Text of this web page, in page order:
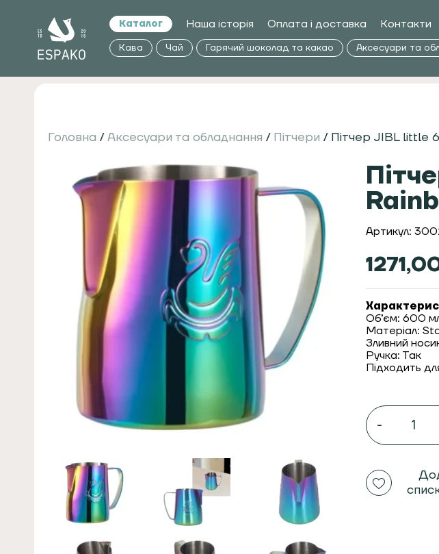
Каталог Наша історія Оплата і доставка Контакти
Кава Чай Гарячий шоколад та какао Аксесуари та
Головна / Аксесуари та обладнання / Пітчери / Пітчер JIBL little
Артикул:
Об’єм: 600
Матеріал:
Зливний
Ручка: Так
Підходить
Пітчер
JIBL
little
600
для
молока
Rainbow